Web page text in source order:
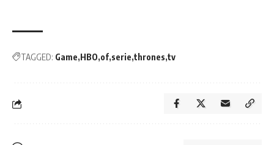
TAGGED: Game HBO of serie thrones tv